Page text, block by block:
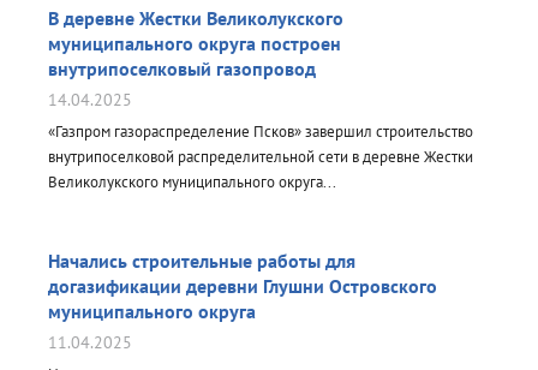
представители руководства ПАО «Газпром». Псковские газовые
компании представил генеральный директор ООО «Газпром
межрегионгаз Псков – управляющей организации АО «Газпром
газораспределение Псков» Антон Дымов...
В деревне Жестки Великолукского
муниципального округа построен
внутрипоселковый газопровод
14.04.2025
«Газпром газораспределение Псков» завершил строительство
внутрипоселковой распределительной сети в деревне Жестки
Великолукского муниципального округа...
Начались строительные работы для
догазификации деревни Глушни Островского
муниципального округа
11.04.2025